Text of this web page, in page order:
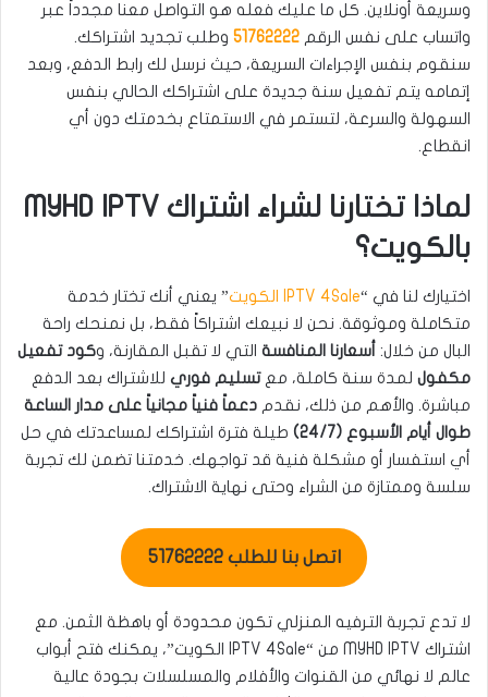
وسريعة أونلاين. كل ما عليك فعله هو التواصل معنا مجدداً عبر
واتساب على نفس الرقم 51762222 وطلب تجديد اشتراكك.
سنقوم بنفس الإجراءات السريعة، حيث نرسل لك رابط الدفع، وبعد
إتمامه يتم تفعيل سنة جديدة على اشتراكك الحالي بنفس
السهولة والسرعة، لتستمر في الاستمتاع بخدمتك دون أي
انقطاع.
لماذا تختارنا لشراء اشتراك MYHD IPTV
بالكويت؟
اختيارك لنا في “IPTV 4Sale الكويت
” يعني أنك تختار خدمة
متكاملة وموثوقة. نحن لا نبيعك اشتراكاً فقط، بل نمنحك راحة
البال من خلال: أسعارنا المنافسة التي لا تقبل المقارنة، وكود تفعيل
مكفول لمدة سنة كاملة، معتسليم فوري للاشتراك بعد الدفع
مباشرة. والأهم من ذلك، نقدم دعماً فنياً مجانياً على مدار الساعة
طوال أيام الأسبوع (24/7)
طيلة فترة اشتراكك لمساعدتك في حل
أي استفسار أو مشكلة فنية قد تواجهك. خدمتنا تضمن لك تجربة
سلسة وممتازة من الشراء وحتى نهاية الاشتراك.
اتصل بنا للطلب 51762222
لا تدع تجربة الترفيه المنزلي تكون محدودة أو باهظة الثمن. مع
اشتراك MYHD IPTV من “IPTV 4Sale الكويت”، يمكنك فتح أبواب
عالم لا نهائي من القنوات والأفلام والمسلسلات بجودة عالية